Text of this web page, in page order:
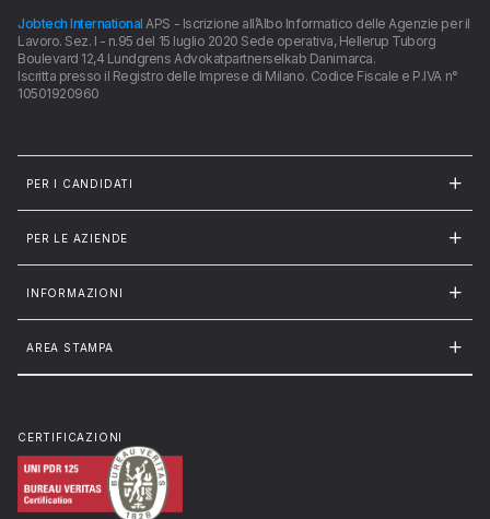
Jobtech International APS - Iscrizione all’Albo Informatico delle Agenzie per il
Lavoro. Sez. I - n.95 del 15 luglio 2020 Sede operativa, Hellerup Tuborg
Boulevard 12,4 Lundgrens Advokatpartnerselkab Danimarca.
Iscritta presso il Registro delle Imprese di Milano. Codice Fiscale e P.IVA n°
10501920960
PER I CANDIDATI
PER LE AZIENDE
INFORMAZIONI
AREA STAMPA
CERTIFICAZIONI